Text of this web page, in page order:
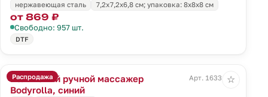
нержавеющая сталь 7,2х7,2х6,8 см; упаковка: 8х8х8 см
от 869 ₽
Свободно: 957 шт.
DTF
Распродажа
Роликовый ручной массажер
Bodyrolla, синий
Арт. 16331.40
☆